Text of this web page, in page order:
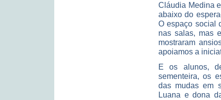
Cláudia Medina
abaixo do
O espaço social
nas salas, mas
mostraram
apoiamos a
E os alunos,
sementeira, os
das mudas em
Luana e dona